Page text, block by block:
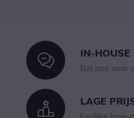
IconIN-HOUSE
Bel ons voor
IconLAGE